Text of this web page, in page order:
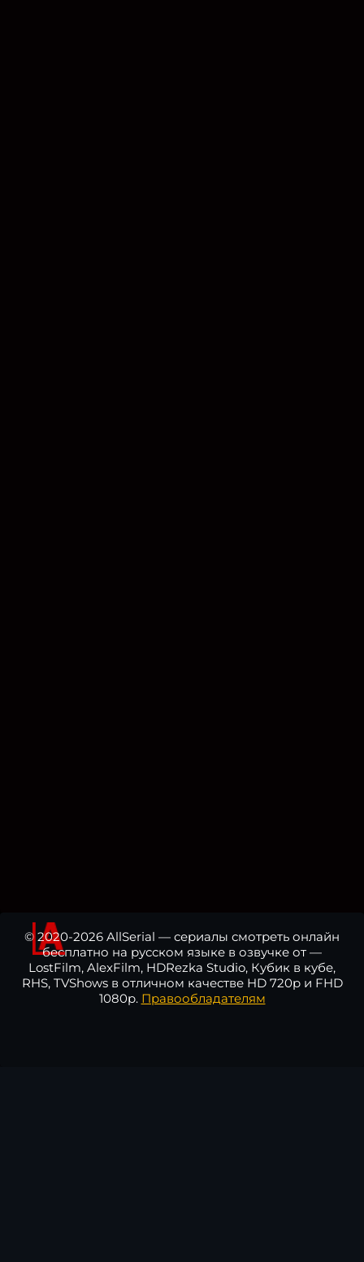
© 2020-2026 AllSerial — сериалы смотреть онлайн
бесплатно на русском языке в озвучке от —
LostFilm, AlexFilm, HDRezka Studio, Кубик в кубе,
RHS, TVShows в отличном качестве HD 720p и FHD
1080p. Правообладателям